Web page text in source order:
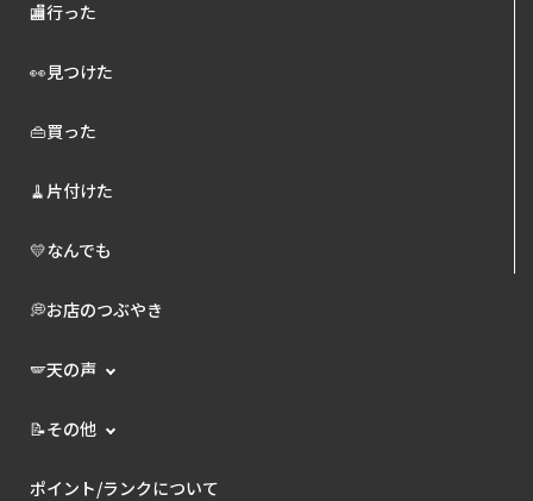
🏬行った
👀見つけた
👜買った
🧹片付けた
💛なんでも
💭お店のつぶやき
🪽天の声
📝その他
ポイント/ランクについて